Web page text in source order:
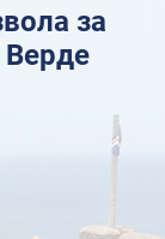
за
Верде